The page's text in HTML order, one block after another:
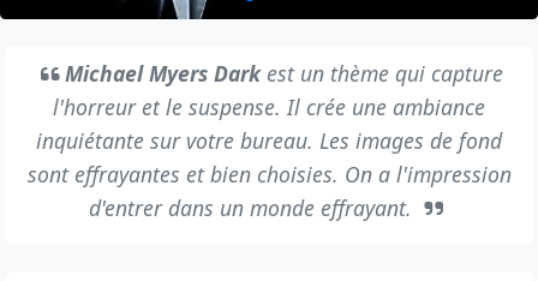
Michael Myers Darkest un thème qui capture
l'horreur et le suspense. Il crée une ambiance
inquiétante sur votre bureau. Les images de fond
sont effrayantes et bien choisies. On a l'impression
d'entrer dans un monde effrayant.